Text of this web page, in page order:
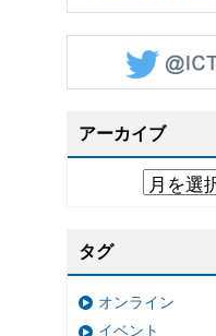
アーカイブ
タグ
オンライン
イベント